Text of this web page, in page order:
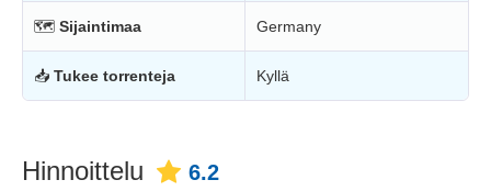
🗺 Sijaintimaa Germany
📥 Tukee torrenteja Kyllä
Hinnoittelu 6.2